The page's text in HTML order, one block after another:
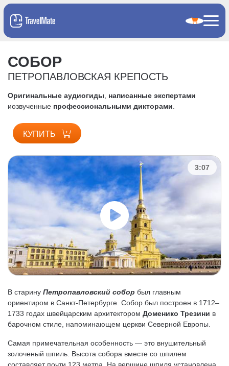
СОБОР
ПЕТРОПАВЛОВСКАЯ КРЕПОСТЬ
Оригинальные аудиогиды
написанные экспертами
иозвученные профессиональными дикторами
КУПИТЬ
3:07
В старину Петропавловский собор был главным
ориентиром в Санкт-Петербурге. Собор был построен в 1712–
1733 годах швейцарским архитектором Доменико Трезини в
барочном стиле, напоминающем церкви Северной Европы.
Самая примечательная особенность — это внушительный
золоченый шпиль. Высота собора вместе со шпилем